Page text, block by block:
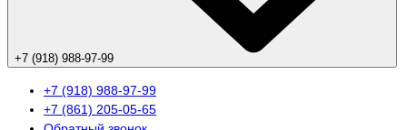
+7 (918) 988-97-99
+7 (918) 988-97-99
+7 (861) 205-05-65